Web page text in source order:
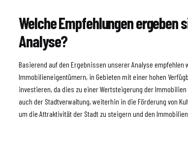
Welche Empfehlungen ergeben
Analyse?
Basierend auf den Ergebnissen unserer Analyse empfehlen
Immobilieneigentümern, in Gebieten mit einer hohen
investieren, da dies zu einer Wertsteigerung der Immobilien
auch der Stadtverwaltung, weiterhin in die Förderung von
um die Attraktivität der Stadt zu steigern und den